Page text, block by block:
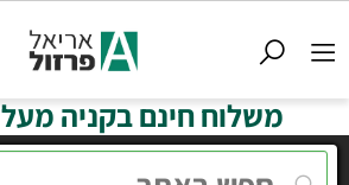
משלוח חינם בקניה מעל 399 ש"ח